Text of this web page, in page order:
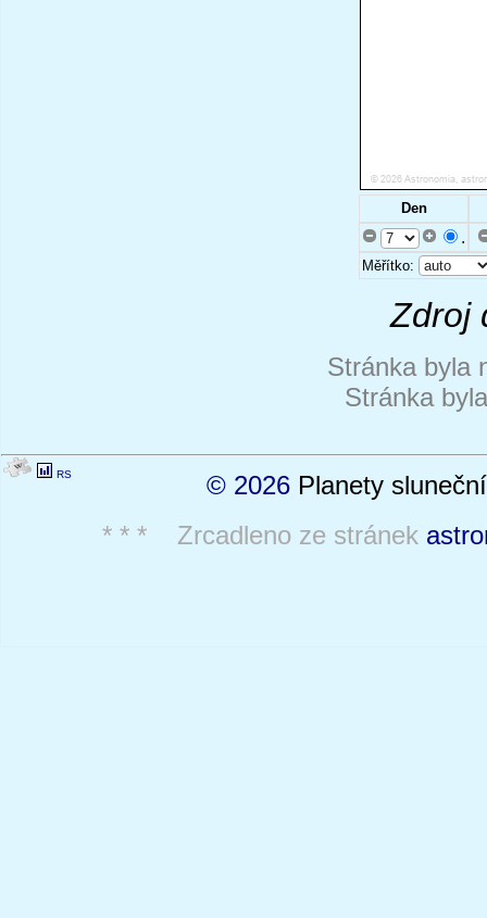
Den
.
Měřítko:
Zdroj
Stránka byla
Stránka
RS © 2026 Planety
* * * Zrcadleno ze stránek